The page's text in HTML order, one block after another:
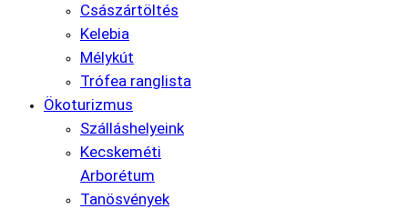
Császártöltés
Kelebia
Mélykút
Trófea ranglista
Ökoturizmus
Szálláshelyeink
Kecskeméti
Arborétum
Tanösvények